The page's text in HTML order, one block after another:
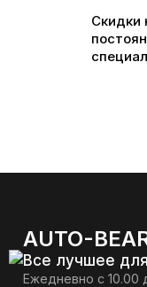
Скидки
AUTO-
Все лучшее
Ежедневно с 10.00